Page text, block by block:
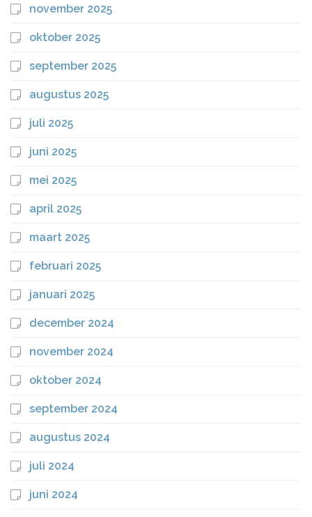
november 2025
oktober 2025
september 2025
augustus 2025
juli 2025
juni 2025
mei 2025
april 2025
maart 2025
februari 2025
januari 2025
december 2024
november 2024
oktober 2024
september 2024
augustus 2024
juli 2024
juni 2024